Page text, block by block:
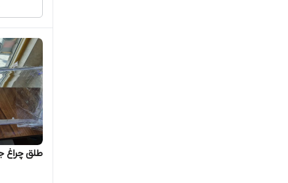
طلق چراغ